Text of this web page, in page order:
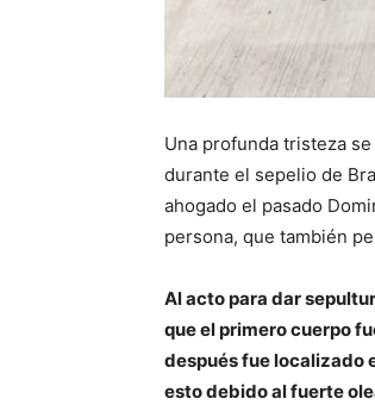
Una profunda tristeza
durante el sepelio de
ahogado el pasado
persona, que también
Al acto para dar
que el primero cuerpo
después fue localizado
esto debido al fuerte